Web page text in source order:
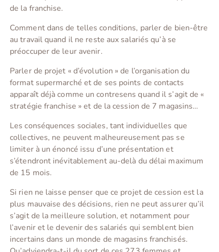
de la franchise.
Comment dans de telles conditions, parler de bien-être
au travail quand il ne reste aux salariés qu’à se
préoccuper de leur avenir.
Parler de projet « d’évolution » de l’organisation du
format supermarché et de ses points de contacts
apparaît déjà comme un contresens quand il s’agit de «
stratégie franchise » et de la cession de 7 magasins…
Les conséquences sociales, tant individuelles que
collectives, ne peuvent malheureusement pas se
limiter à un énoncé issu d’une présentation et
s’étendront inévitablement au-delà du délai maximum
de 15 mois.
Si rien ne laisse penser que ce projet de cession est la
plus mauvaise des décisions, rien ne peut assurer qu’il
s’agit de la meilleure solution, et notamment pour
l’avenir et le devenir des salariés qui semblent bien
incertains dans un monde de magasins franchisés.